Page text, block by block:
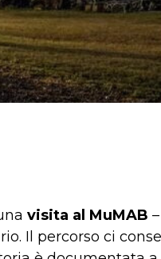
visita al MuMAB
Il percorso ci